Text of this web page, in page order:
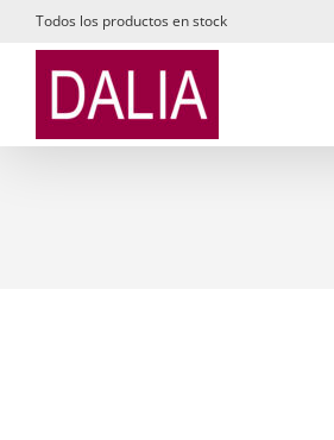
SaltarTodos los productos en stock